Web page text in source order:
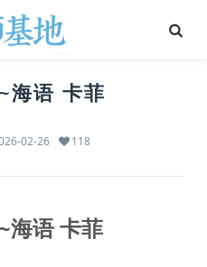
海语 卡菲
02-26 118
海语 卡菲